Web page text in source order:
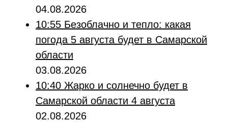
04.08.2026
10:55 Безоблачно и тепло: какая
погода 5 августа будет в Самарской
области
03.08.2026
10:40 Жарко и солнечно будет в
Самарской области 4 августа
02.08.2026